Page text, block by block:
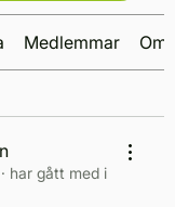
Medlemmar Om
· har gått med i